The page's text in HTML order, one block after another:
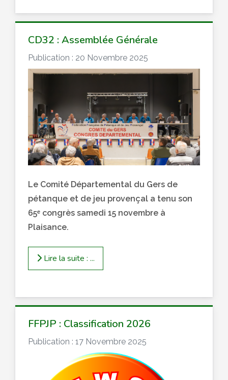
CD32 : Assemblée Générale
Publication : 20 Novembre 2025
Le Comité Départemental du Gers de
pétanque et de jeu provençal a tenu son
65ᵉ congrès samedi 15 novembre à
Plaisance.
Lire la suite : ...
FFPJP : Classification 2026
Publication : 17 Novembre 2025